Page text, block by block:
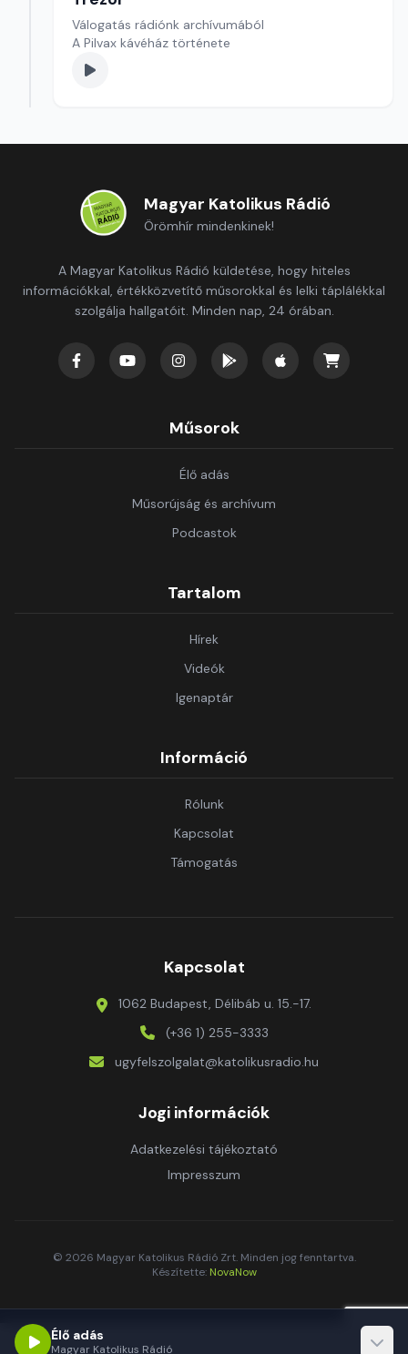
Válogatás rádiónk archívumából
A Pilvax kávéház története
Magyar Katolikus Rádió
Örömhír mindenkinek!
A Magyar Katolikus Rádió küldetése, hogy hiteles
információkkal, értékközvetítő műsorokkal és lelki táplálékkal
szolgálja hallgatóit. Minden nap, 24 órában.
Műsorok
Élő adás
Műsorújság és archívum
Podcastok
Tartalom
Hírek
Videók
Igenaptár
Információ
Rólunk
Kapcsolat
Támogatás
Kapcsolat
1062 Budapest, Délibáb u. 15.-17.
(+36 1) 255-3333
ugyfelszolgalat@katolikusradio.hu
Jogi információk
Adatkezelési tájékoztató
Impresszum
© 2026 Magyar Katolikus Rádió Zrt. Minden jog fenntartva.
Készítette: NovaNow
Élő adás
Magyar Katolikus Rádió